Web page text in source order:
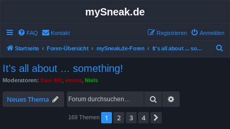
mySneak.de
FAQ Kontakt Anmelden
Registrieren
Startseite Foren-Übersicht mySneak.de-Foren It's all about ... something!
It's all about ... something!
Moderatoren: Kasi Mir emma Niels
Neues Thema Suche
169 Themen 1 2 3 4